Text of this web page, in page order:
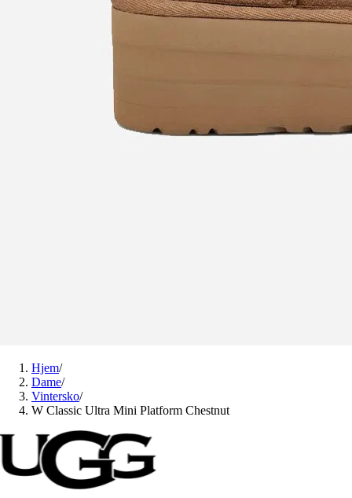
Hjem/
Dame/
Vintersko/
W Classic Ultra Mini Platform Chestnut